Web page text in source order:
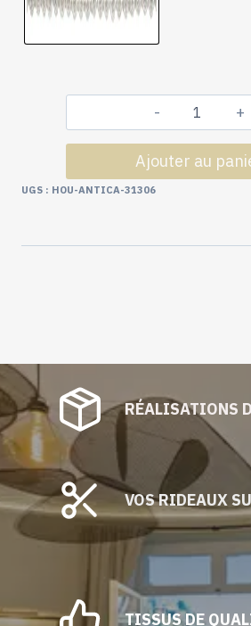
quantité
de
Ajouter au
UGS : HOU-ANTICA-31306
RÉALISATIONS
VOS RIDEAUX
TISSUS DE